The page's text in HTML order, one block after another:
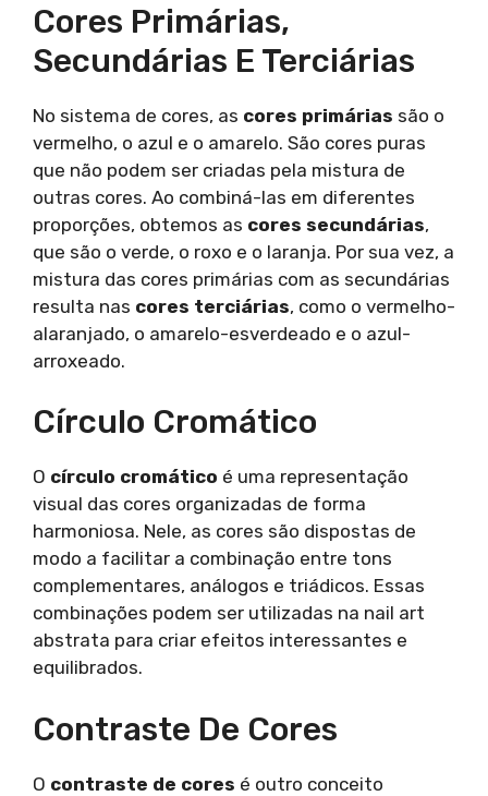
Cores Primárias,
Secundárias E Terciárias
No sistema de cores, as cores primárias são o
vermelho, o azul e o amarelo. São cores puras
que não podem ser criadas pela mistura de
outras cores. Ao combiná-las em diferentes
proporções, obtemos as cores secundárias,
que são o verde, o roxo e o laranja. Por sua vez, a
mistura das cores primárias com as secundárias
resulta nas cores terciárias, como o vermelho-
alaranjado, o amarelo-esverdeado e o azul-
arroxeado.
Círculo Cromático
O círculo cromático é uma representação
visual das cores organizadas de forma
harmoniosa. Nele, as cores são dispostas de
modo a facilitar a combinação entre tons
complementares, análogos e triádicos. Essas
combinações podem ser utilizadas na nail art
abstrata para criar efeitos interessantes e
equilibrados.
Contraste De Cores
O contraste de cores é outro conceito